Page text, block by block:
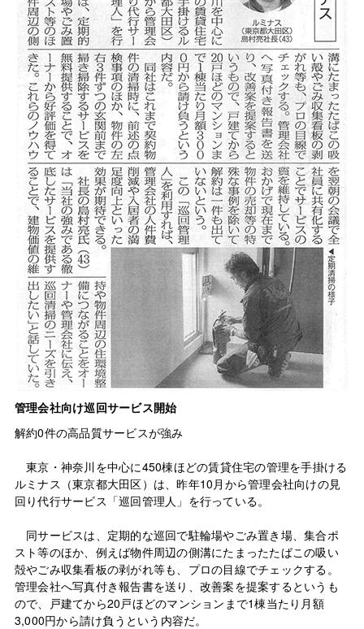
管理会社向け巡回サービス開始
解約0件の高品質サービスが強み
東京・神奈川を中心に450棟ほどの賃貸住宅の管理を手掛ける
ルミナス（東京都大田区）は、昨年10月から管理会社向けの見
回り代行サービス「巡回管理人」を行っている。
同サービスは、定期的な巡回で駐輪場やごみ置き場、集合ポ
スト等のほか、例えば物件周辺の側溝にたまったたばこの吸い
殻やごみ収集看板の剥がれ等も、プロの目線でチェックする。
管理会社へ写真付き報告書を送り、改善案を提案するというも
ので、戸建てから20戸ほどのマンションまで1棟当たり月額
3,000円から請け負うという内容だ。